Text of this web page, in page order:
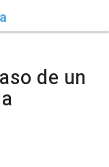
de un